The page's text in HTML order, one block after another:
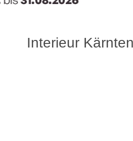
Interieur Kärnten